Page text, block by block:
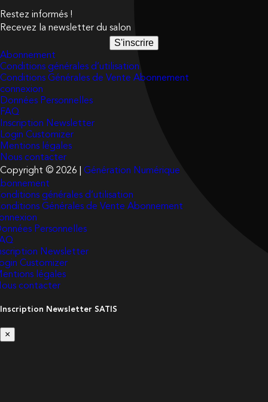
Restez informés !
Recevez la newsletter du salon
S'inscrire
Abonnement
Conditions générales d’utilisation
Conditions Générales de Vente Abonnement
connexion
Données Personnelles
FAQ
Inscription Newsletter
Login Customizer
Mentions légales
Nous contacter
Copyright © 2026 | Génération Numérique
générales d’utilisation
Générales de Vente Abonnement
Personnelles
Newsletter
Customizer
légales
contacter
Inscription Newsletter SATIS
×